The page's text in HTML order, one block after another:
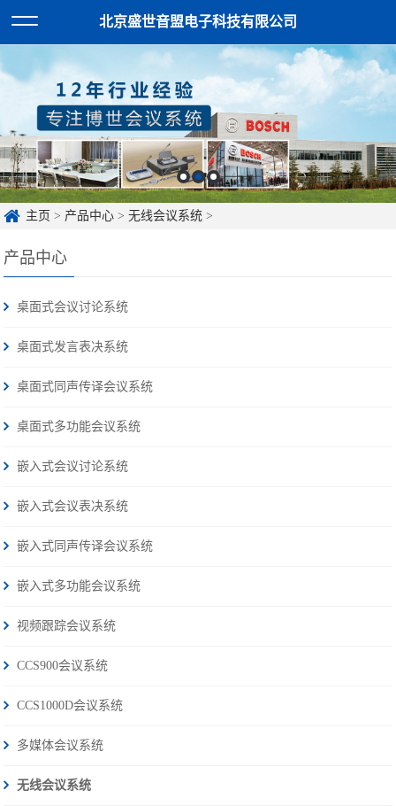
北京盛世音盟电子科技有限公司
主页 > 产品中心 >无线会议系统 >
产品中心
桌面式会议讨论系统
桌面式发言表决系统
桌面式同声传译会议系统
桌面式多功能会议系统
嵌入式会议讨论系统
嵌入式会议表决系统
嵌入式同声传译会议系统
嵌入式多功能会议系统
视频跟踪会议系统
CCS900会议系统
CCS1000D会议系统
多媒体会议系统
无线会议系统